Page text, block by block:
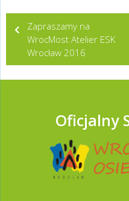
Nawigacja
wpisu
Zapraszamy na
WrocMost Atelier ESK
Wrocław 2016
Oficjalny